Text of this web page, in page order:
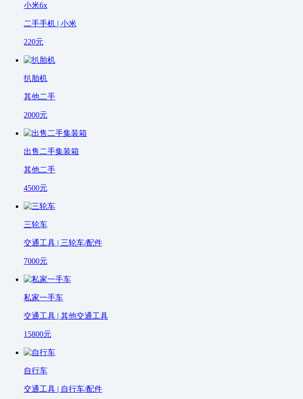
小米6x
二手手机 | 小米
220元
扒胎机
其他二手
2000元
出售二手集装箱
其他二手
4500元
三轮车
交通工具 | 三轮车/配件
7000元
私家一手车
交通工具 | 其他交通工具
15800元
自行车
交通工具 | 自行车/配件